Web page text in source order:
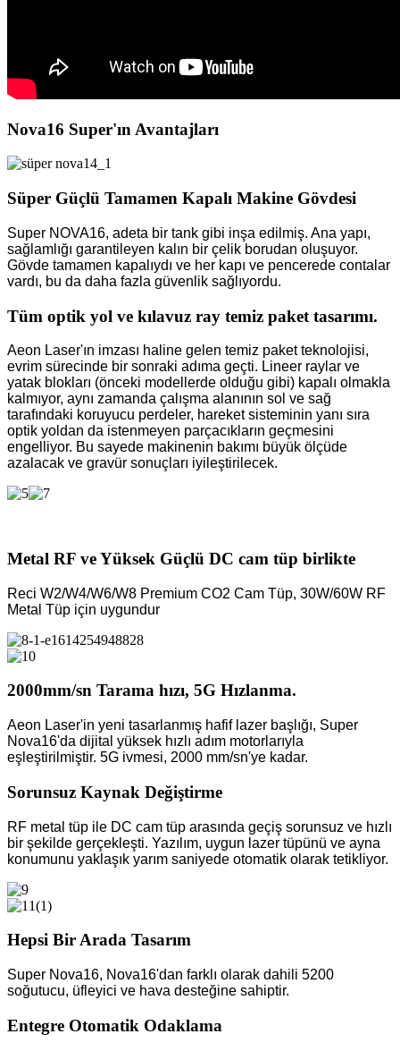
Nova16 Super'ın Avantajları
Süper Güçlü Tamamen Kapalı Makine Gövdesi
Super NOVA16, adeta bir tank gibi inşa edilmiş. Ana yapı,
sağlamlığı garantileyen kalın bir çelik borudan oluşuyor.
Gövde tamamen kapalıydı ve her kapı ve pencerede contalar
vardı, bu da daha fazla güvenlik sağlıyordu.
Tüm optik yol ve kılavuz ray temiz paket tasarımı.
Aeon Laser'ın imzası haline gelen temiz paket teknolojisi,
evrim sürecinde bir sonraki adıma geçti. Lineer raylar ve
yatak blokları (önceki modellerde olduğu gibi) kapalı olmakla
kalmıyor, aynı zamanda çalışma alanının sol ve sağ
tarafındaki koruyucu perdeler, hareket sisteminin yanı sıra
optik yoldan da istenmeyen parçacıkların geçmesini
engelliyor. Bu sayede makinenin bakımı büyük ölçüde
azalacak ve gravür sonuçları iyileştirilecek.
Metal RF ve Yüksek Güçlü DC cam tüp birlikte
Reci W2/W4/W6/W8 Premium CO2 Cam Tüp, 30W/60W RF
Metal Tüp için uygundur
2000mm/sn Tarama hızı, 5G Hızlanma.
Aeon Laser'in yeni tasarlanmış hafif lazer başlığı, Super
Nova16'da dijital yüksek hızlı adım motorlarıyla
eşleştirilmiştir. 5G ivmesi, 2000 mm/sn'ye kadar.
Sorunsuz Kaynak Değiştirme
RF metal tüp ile DC cam tüp arasında geçiş sorunsuz ve hızlı
bir şekilde gerçekleşti. Yazılım, uygun lazer tüpünü ve ayna
konumunu yaklaşık yarım saniyede otomatik olarak tetikliyor.
Hepsi Bir Arada Tasarım
Super Nova16, Nova16'dan farklı olarak dahili 5200
soğutucu, üfleyici ve hava desteğine sahiptir.
Entegre Otomatik Odaklama